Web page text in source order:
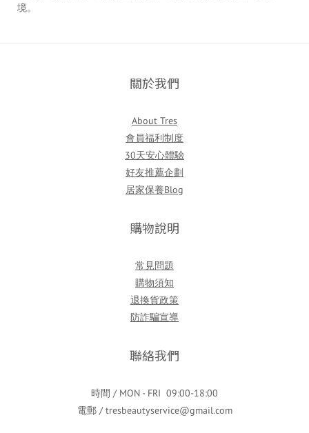
境。
關於我們
About Tres
會員福利制度
30天安心體驗
好友推薦企劃
居家保養Blog
購物說明
常見問題
購物須知
退換貨政策
防詐騙宣導
聯絡我們
時間 / MON - FRI 09:00-18:00
電郵 / tresbeautyservice@gmail.com